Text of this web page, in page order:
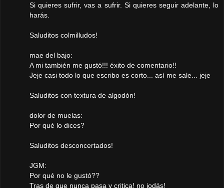
Si quieres sufrir, vas a sufrir. Si quieres seguir adelante, lo
harás.
Saluditos colmilludos!
mae del bajo:
A mi también me gustó!!! éxito de comentario!!
Jeje casi todo lo que escribo es corto... así me sale... jeje
Saluditos con textura de algodón!
dolor de muelas:
Por qué lo dices?
Saluditos desconcertados!
JGM:
Por qué no le gustó??
Tras de que nunca pasa y critica! no jodás!